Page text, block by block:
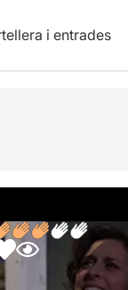
i entrades
i vídeos